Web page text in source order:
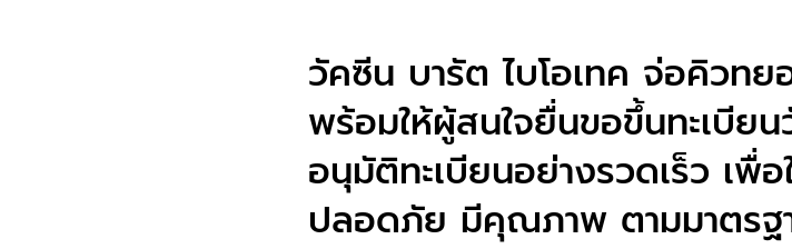
วัคซีน บารัต ไบโอเทค จ่อคิวท
พร้อมให้ผู้สนใจยื่นขอขึ้นทะเบีย
อนุมัติทะเบียนอย่างรวดเร็ว เพื่
ปลอดภัย มีคุณภาพ ตามมาตรฐ